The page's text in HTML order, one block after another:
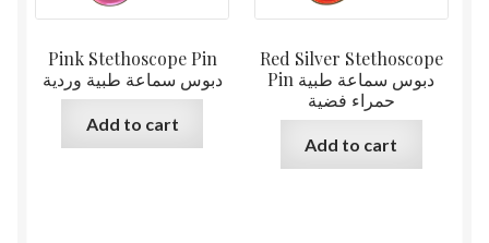
Pink Stethoscope Pin
دبوس سماعة طبية وردية
Add to cart
Red Silver Stethoscope
Pin دبوس سماعة طبية
حمراء فضية
Add to cart